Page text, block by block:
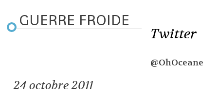
GUERRE FROIDE
24 octobre 2011
Twitter
@OhOceane